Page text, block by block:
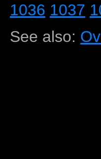
1036 1037
See also: